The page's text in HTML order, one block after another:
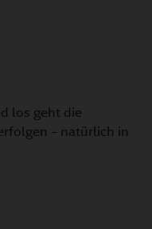
los geht die
– natürlich in